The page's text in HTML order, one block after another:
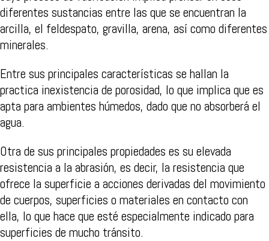
diferentes sustancias entre las que se encuentran la
arcilla, el feldespato, gravilla, arena, así como diferentes
minerales.
Entre sus principales características se hallan la
practica inexistencia de porosidad, lo que implica que es
apta para ambientes húmedos, dado que no absorberá el
agua.
Otra de sus principales propiedades es su elevada
resistencia a la abrasión, es decir, la resistencia que
ofrece la superficie a acciones derivadas del movimiento
de cuerpos, superficies o materiales en contacto con
ella, lo que hace que esté especialmente indicado para
superficies de mucho tránsito.